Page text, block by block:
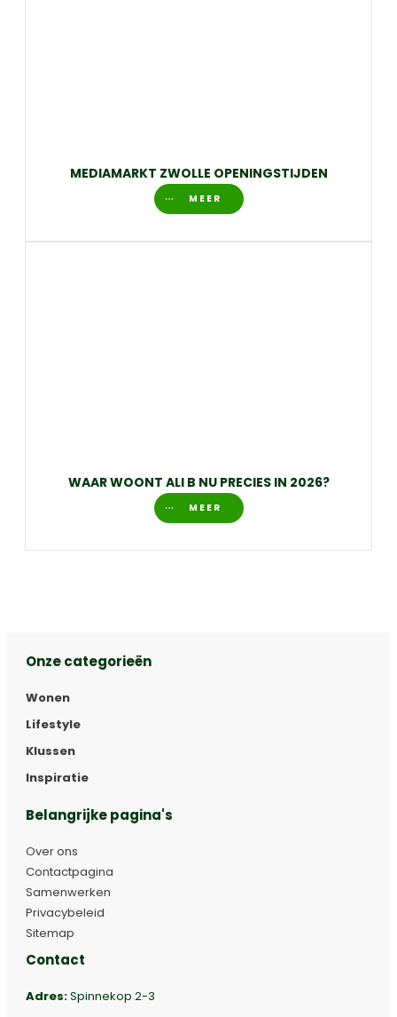
MEDIAMARKT ZWOLLE OPENINGSTIJDEN
MEER
WAAR WOONT ALI B NU PRECIES IN 2026?
MEER
Onze categorieën
Wonen
Lifestyle
Klussen
Inspiratie
Belangrijke pagina's
Over ons
Contactpagina
Samenwerken
Privacybeleid
Sitemap
Contact
Adres:Spinnekop 2-3